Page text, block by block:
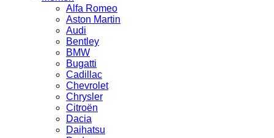
Alfa Romeo
Aston Martin
Audi
Bentley
BMW
Bugatti
Cadillac
Chevrolet
Chrysler
Citroën
Dacia
Daihatsu